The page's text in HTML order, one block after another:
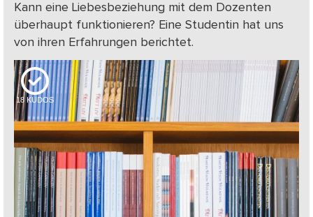
Kann eine Liebesbeziehung mit dem Dozenten
überhaupt funktionieren? Eine Studentin hat uns
von ihren Erfahrungen berichtet.
18 KUDOS